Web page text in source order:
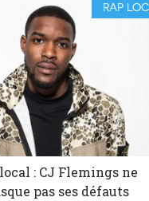
RAP
: CJ Flemings ne
pas ses défauts